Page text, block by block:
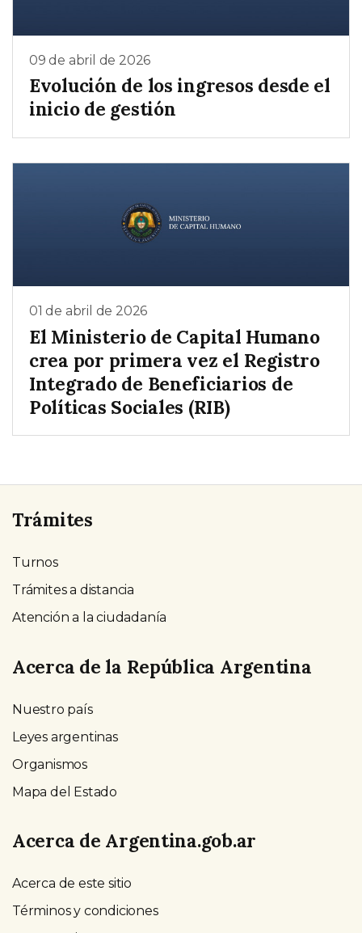
09 de abril de 2026
Evolución de los ingresos desde el
inicio de gestión
01 de abril de 2026
El Ministerio de Capital Humano
crea por primera vez el Registro
Integrado de Beneficiarios de
Políticas Sociales (RIB)
Trámites
Turnos
Trámites a distancia
Atención a la ciudadanía
Acerca de la República Argentina
Nuestro país
Leyes argentinas
Organismos
Mapa del Estado
Acerca de Argentina.gob.ar
Acerca de este sitio
Términos y condiciones